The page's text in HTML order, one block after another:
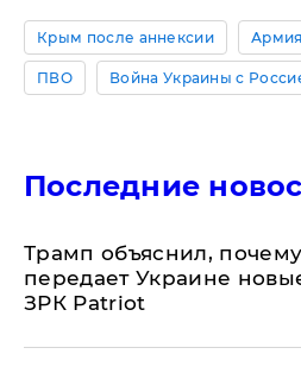
Крым после аннексии
ПВО Война Украины с
Последние
Трамп объяснил,
передает Украине
ЗРК Patriot